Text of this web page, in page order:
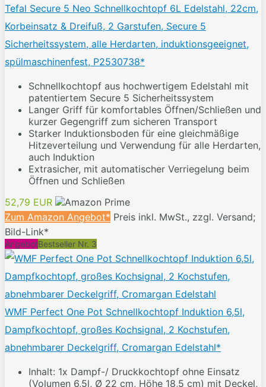
Tefal Secure 5 Neo Schnellkochtopf 6L Edelstahl, 22cm,
Korbeinsatz & Dreifuß, 2 Garstufen, Secure 5
Sicherheitssystem, alle Herdarten, induktionsgeeignet,
spülmaschinenfest, P2530738*
Schnellkochtopf aus hochwertigem Edelstahl mit
patentiertem Secure 5 Sicherheitssystem
Langer Griff für komfortables Öffnen/Schließen und
kurzer Gegengriff zum sicheren Transport
Starker Induktionsboden für eine gleichmäßige
Hitzeverteilung und Verwendung für alle Herdarten,
auch Induktion
Extrasicher, mit automatischer Verriegelung beim
Öffnen und Schließen
52,79 EUR
Zum Amazon Angebot* Preis inkl. MwSt., zzgl. Versand;
Bild-Link*
AngebotBestseller Nr. 3
WMF Perfect One Pot Schnellkochtopf Induktion 6,5l,
Dampfkochtopf, großes Kochsignal, 2 Kochstufen,
abnehmbarer Deckelgriff, Cromargan Edelstahl*
Inhalt: 1x Dampf-/ Druckkochtopf ohne Einsatz
(Volumen 6,5l, Ø 22 cm, Höhe 18,5 cm) mit Deckel,